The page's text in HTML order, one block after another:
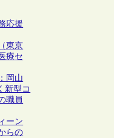
応援
東京
療セ
岡山
新型コ
職員
ーン
らの